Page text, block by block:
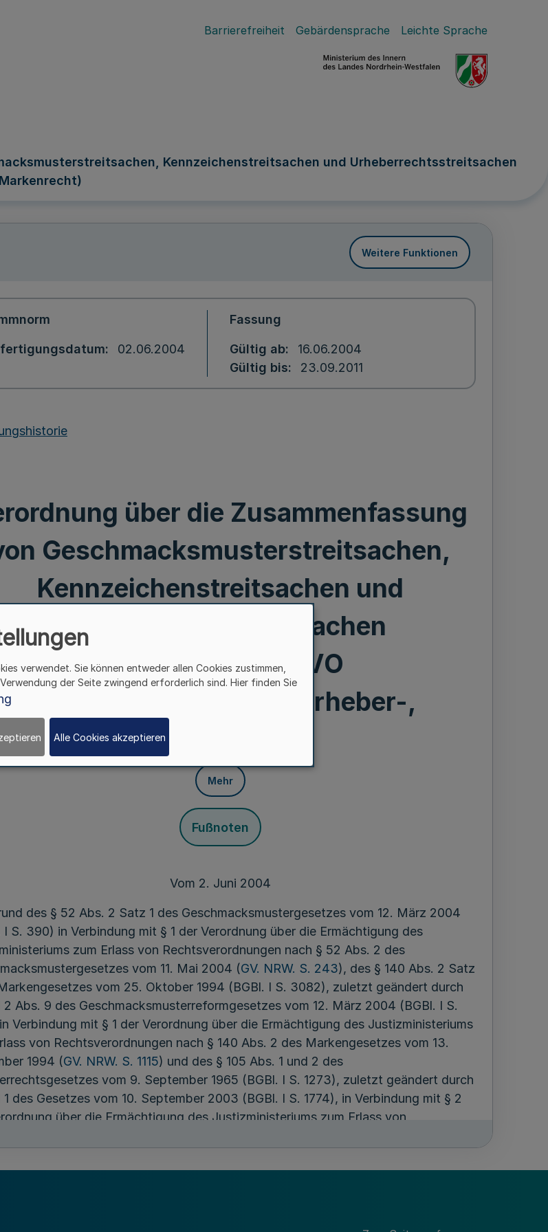
Barrierefreiheit Gebärdensprache Leichte Sprache
Kennzeichenstreitsachen und Urheberrechtsstreitsachen
Weitere Funktionen
02.06.2004
Fassung
Gültig ab
16.06.2004
Gültig bis
23.09.2011
über die Zusammenfassung
Geschmacksmusterstreitsachen,
Kennzeichenstreitsachen und
Urheberrechtsstreitsachen
(Konzentrations-VO
Geschmacksmuster-, Urheber-,
Markenrecht)
Mehr
Fußnoten
Vom 2. Juni 2004
des § 52 Abs. 2 Satz 1 des Geschmacksmustergesetzes vom 12. März 2004
I S. 390) in Verbindung mit § 1 der Verordnung über die Ermächtigung des
zum Erlass von Rechtsverordnungen nach § 52 Abs. 2 des
vom 11. Mai 2004 (GV. NRW. S. 243), des § 140 Abs. 2 Satz
vom 25. Oktober 1994 (BGBl. I S. 3082), zuletzt geändert durch
2 Abs. 9 des Geschmacksmusterreformgesetzes vom 12. März 2004 (BGBl. I S.
Verbindung mit § 1 der Verordnung über die Ermächtigung des Justizministeriums
von Rechtsverordnungen nach § 140 Abs. 2 des Markengesetzes vom 13.
1994 (GV. NRW. S. 1115) und des § 105 Abs. 1 und 2 des
vom 9. September 1965 (BGBl. I S. 1273), zuletzt geändert durch
1 des Gesetzes vom 10. September 2003 (BGBl. I S. 1774), in Verbindung mit § 2
über die Ermächtigung des Justizministeriums zum Erlass von
durch Verordnung vom 23. November 1971 (GV. NRW. S. 358), wird verordnet:
Konzentration bei den Landgerichten
verwendet. Sie können entweder allen Cookies zustimmen,
der Seite zwingend erforderlich sind. Hier finden Sie
Alle Cookies akzeptieren